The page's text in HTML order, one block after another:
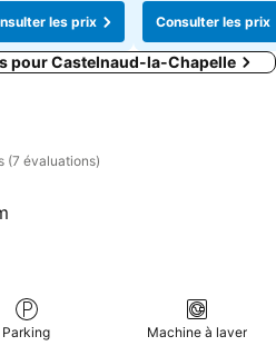
les prix
Consulter les prix
pour Castelnaud-la-Chapelle
(7 évaluations)
Parking Machine à laver